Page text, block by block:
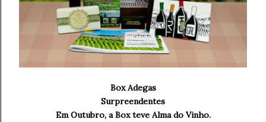
Box Adegas
Surpreendentes
Em Outubro, a Box teve Alma do Vinho.